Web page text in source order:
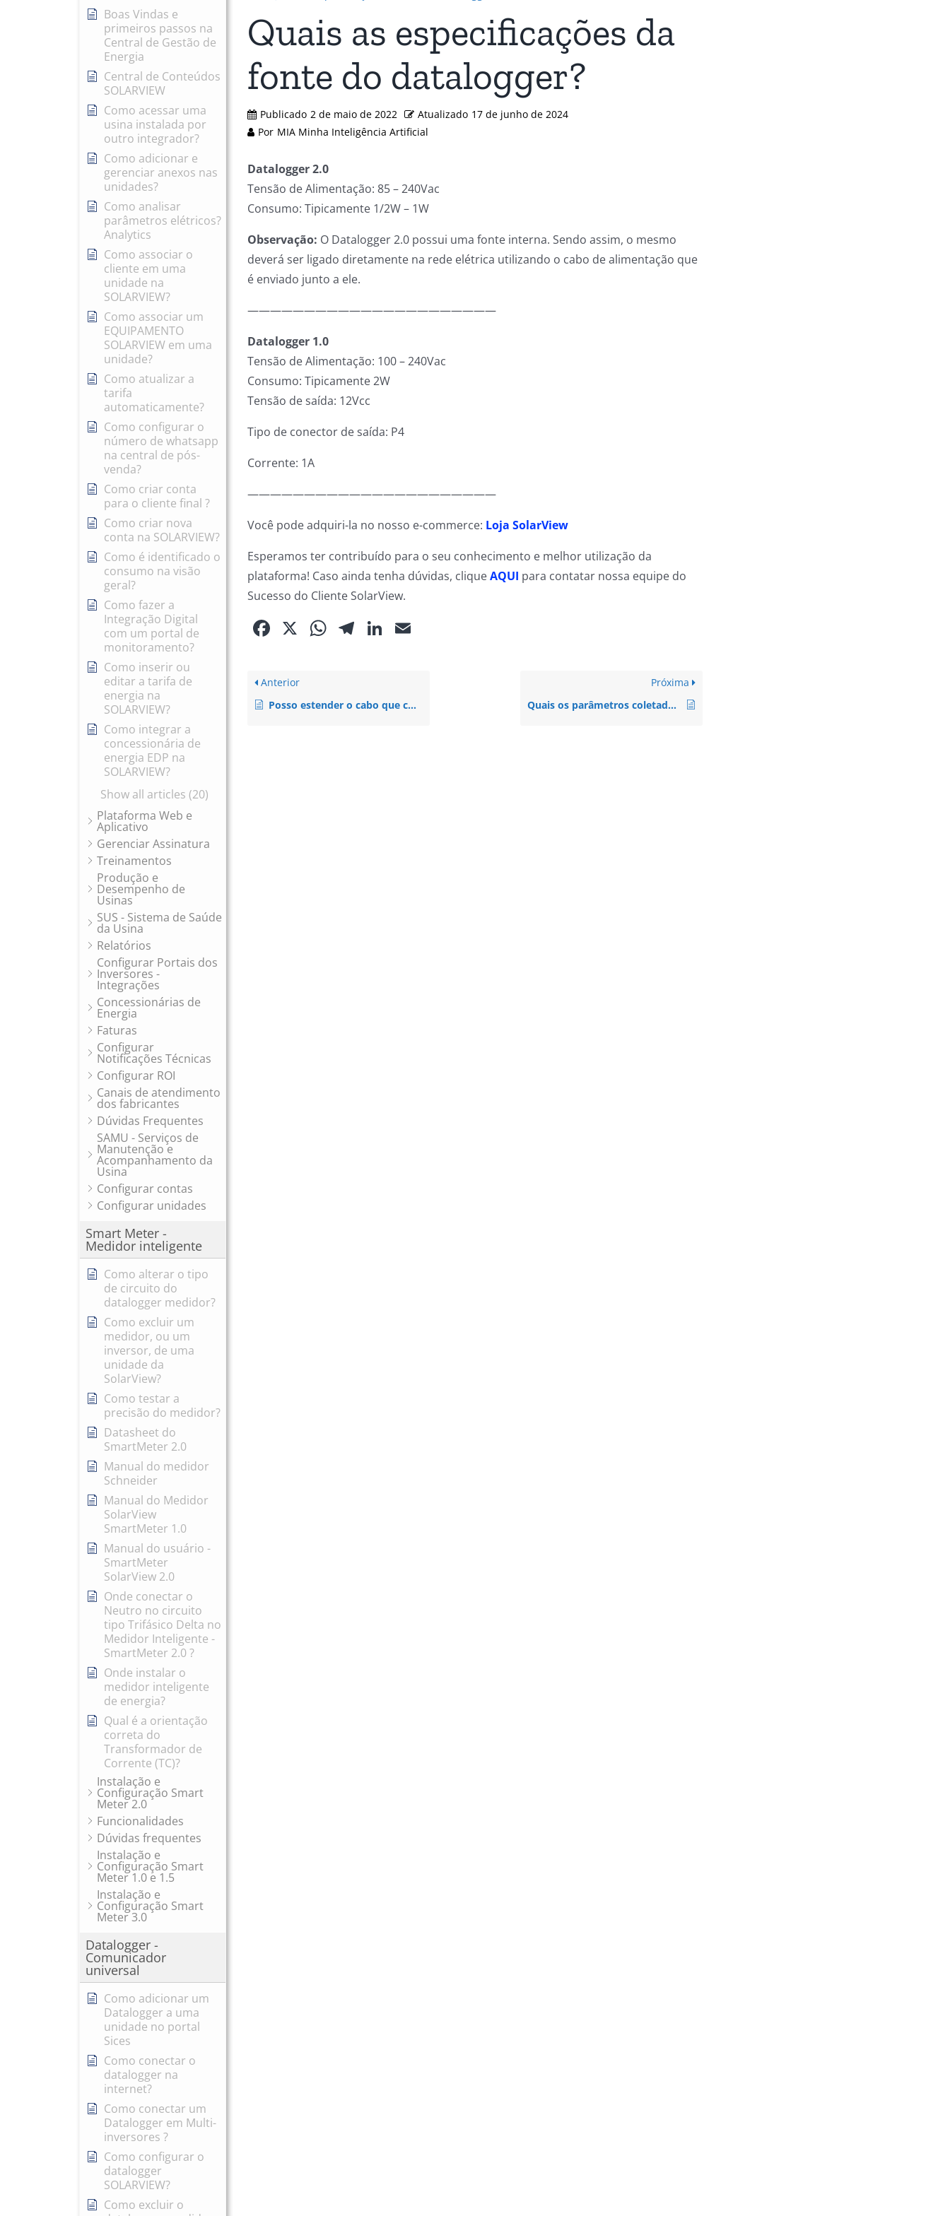
Boas Vindas e
primeiros passos na
Central de Gestão de
Energia
Central de Conteúdos
SOLARVIEW
Como acessar uma
usina instalada por
outro integrador?
Como adicionar e
gerenciar anexos nas
unidades?
Como analisar
parâmetros elétricos?
Analytics
Como associar o
cliente em uma
unidade na
SOLARVIEW?
Como associar um
EQUIPAMENTO
SOLARVIEW em uma
unidade?
Como atualizar a
tarifa
automaticamente?
Como configurar o
número de whatsapp
na central de pós-
venda?
Como criar conta
para o cliente final ?
Como criar nova
conta na SOLARVIEW?
Como é identificado o
consumo na visão
geral?
Como fazer a
Integração Digital
com um portal de
monitoramento?
Como inserir ou
editar a tarifa de
energia na
SOLARVIEW?
Como integrar a
concessionária de
energia EDP na
SOLARVIEW?
Show all articles (20)
Plataforma Web e
Aplicativo
Gerenciar Assinatura
Treinamentos
Produção e
Desempenho de
Usinas
SUS - Sistema de Saúde
da Usina
Relatórios
Configurar Portais dos
Inversores -
Integrações
Concessionárias de
Energia
Faturas
Configurar
Notificações Técnicas
Configurar ROI
Canais de atendimento
dos fabricantes
Dúvidas Frequentes
SAMU - Serviços de
Manutenção e
Acompanhamento da
Usina
Configurar contas
Configurar unidades
Smart Meter -
Medidor inteligente
Como alterar o tipo
de circuito do
datalogger medidor?
Como excluir um
medidor, ou um
inversor, de uma
unidade da
SolarView?
Como testar a
precisão do medidor?
Datasheet do
SmartMeter 2.0
Manual do medidor
Schneider
Manual do Medidor
SolarView
SmartMeter 1.0
Manual do usuário -
SmartMeter
SolarView 2.0
Onde conectar o
Neutro no circuito
tipo Trifásico Delta no
Medidor Inteligente -
SmartMeter 2.0 ?
Onde instalar o
medidor inteligente
de energia?
Qual é a orientação
correta do
Transformador de
Corrente (TC)?
Instalação e
Configuração Smart
Meter 2.0
Funcionalidades
Dúvidas frequentes
Instalação e
Configuração Smart
Meter 1.0 e 1.5
Instalação e
Configuração Smart
Meter 3.0
Datalogger -
Comunicador
universal
Como adicionar um
Datalogger a uma
unidade no portal
Sices
Como conectar o
datalogger na
internet?
Como conectar um
Datalogger em Multi-
inversores ?
Como configurar o
datalogger
SOLARVIEW?
Como excluir o
Quais as especificações da
fonte do datalogger?
Publicado 2 de maio de 2022 Atualizado 17 de junho de 2024
Por MIA Minha Inteligência Artificial
Datalogger 2.0
Tensão de Alimentação: 85 – 240Vac
Consumo: Tipicamente 1/2W – 1W
Observação: O Datalogger 2.0 possui uma fonte interna. Sendo assim, o mesmo
deverá ser ligado diretamente na rede elétrica utilizando o cabo de alimentação que
é enviado junto a ele.
——————————————————————
Datalogger 1.0
Tensão de Alimentação: 100 – 240Vac
Consumo: Tipicamente 2W
Tensão de saída: 12Vcc
Tipo de conector de saída: P4
Corrente: 1A
——————————————————————
Você pode adquiri-la no nosso e-commerce: Loja SolarView
Esperamos ter contribuído para o seu conhecimento e melhor utilização da
plataforma! Caso ainda tenha dúvidas, cliqueAQUI para contatar nossa equipe do
Sucesso do Cliente SolarView.
Facebook
X WhatsApp
Telegram
LinkedIn
Anterior
Posso estender o cabo que conecta o datalogger ao inversor ?
Próxima
Quais os parâmetros coletados dos inversores pelo datalogger ?